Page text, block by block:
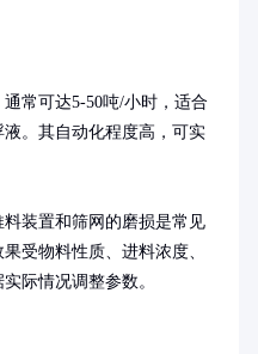
常可达5-50吨/小时，适合
。其自动化程度高，可实
装置和筛网的磨损是常见
受物料性质、进料浓度、
际情况调整参数。